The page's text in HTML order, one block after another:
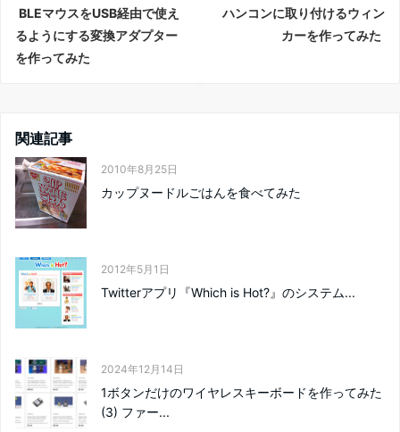
BLEマウスをUSB経由で使え
るようにする変換アダプター
を作ってみた
ハンコンに取り付けるウィン
カーを作ってみた
関連記事
2010年8月25日
カップヌードルごはんを食べてみた
2012年5月1日
Twitterアプリ『Which is Hot?』のシステム...
2024年12月14日
1ボタンだけのワイヤレスキーボードを作ってみた
(3) ファー...